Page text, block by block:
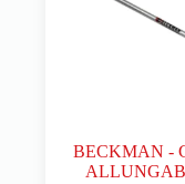
BECKMAN -